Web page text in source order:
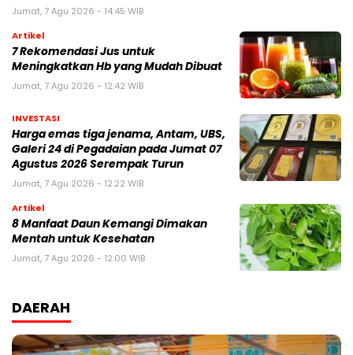
Jumat, 7 Agu 2026 - 14:45 WIB
Artikel
7 Rekomendasi Jus untuk
Meningkatkan Hb yang Mudah Dibuat
Jumat, 7 Agu 2026 - 12:42 WIB
INVESTASI
Harga emas tiga jenama, Antam, UBS,
Galeri 24 di Pegadaian pada Jumat 07
Agustus 2026 Serempak Turun
Jumat, 7 Agu 2026 - 12:22 WIB
Artikel
8 Manfaat Daun Kemangi Dimakan
Mentah untuk Kesehatan
Jumat, 7 Agu 2026 - 12:00 WIB
DAERAH